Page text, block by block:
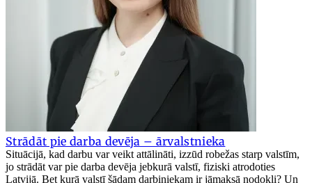
Strādāt pie darba devēja – ārvalstnieka
Situācijā, kad darbu var veikt attālināti, izzūd robežas starp valstīm,
jo strādāt var pie darba devēja jebkurā valstī, fiziski atrodoties
Latvijā. Bet kurā valstī šādam darbiniekam ir jāmaksā nodokļi? Un